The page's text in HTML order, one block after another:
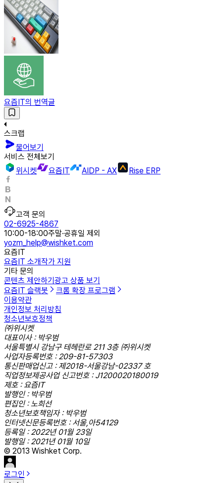
요즘IT의 번역글
스크랩
물어보기
서비스 전체보기
위시켓
요즘IT AIDP - AX Rise ERP
고객 문의
02-6925-4867
10:00-18:00주말·공휴일 제외
yozm_help@wishket.com
요즘IT
요즘IT 소개작가 지원
기타 문의
콘텐츠 제안하기 광고 상품 보기
요즘IT 슬랙봇
크롬 확장 프로그램
이용약관
개인정보 처리방침
청소년보호정책
㈜위시켓
대표이사 : 박우범
서울특별시 강남구 테헤란로 211 3층 ㈜위시켓
사업자등록번호 : 209-81-57303
통신판매업신고 : 제2018-서울강남-02337 호
직업정보제공사업 신고번호 : J1200020180019
제호 : 요즘IT
발행인 : 박우범
편집인 : 노희선
청소년보호책임자 : 박우범
인터넷신문등록번호 : 서울,아54129
등록일 : 2022년 01월 23일
발행일 : 2021년 01월 10일
© 2013 Wishket Corp.
로그인